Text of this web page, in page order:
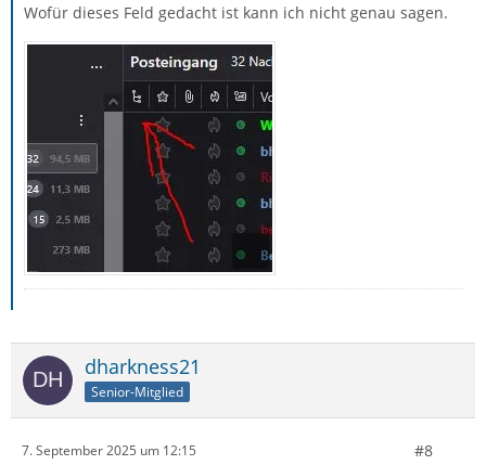
Wofür dieses Feld gedacht ist kann ich nicht genau sagen.
dharkness21
Senior-Mitglied
7. September 2025 um 12:15 #8